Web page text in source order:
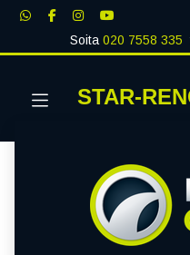
Soita020 7558 335
STAR-